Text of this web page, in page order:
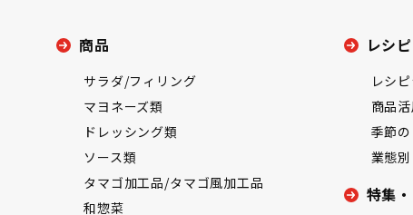
商品
サラダ/フィリング
マヨネーズ類
ドレッシング類
ソース類
タマゴ加工品/タマゴ風加工品
和惣菜
レシピ
レシ
商品
季節
業態
特集